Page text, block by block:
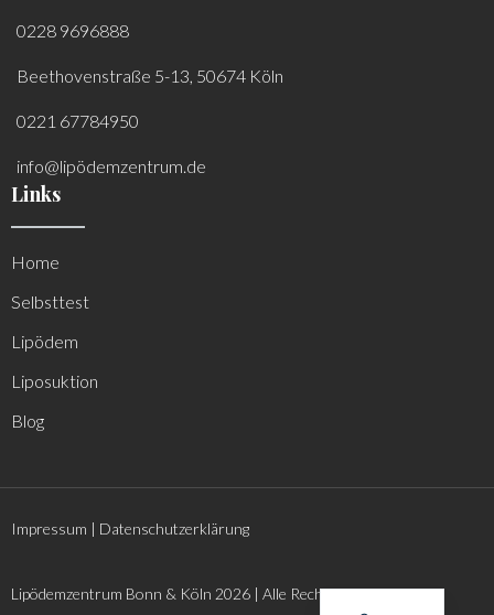
0228 9696888
Beethovenstraße 5-13, 50674 Köln
0221 67784950
info@lipödemzentrum.de
Links
Home
Selbsttest
Lipödem
Liposuktion
Blog
Impressum | Datenschutzerklärung
Lipödemzentrum Bonn & Köln 2026 | Alle Rechte vorbehalten.